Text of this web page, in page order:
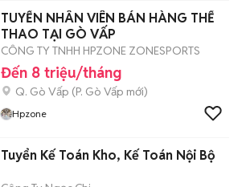
TUYỂN NHÂN VIÊN BÁN HÀNG THỂ
THAO TẠI GÒ VẤP
CÔNG TY TNHH HPZONE ZONESPORTS
Đến 8 triệu/tháng
Q. Gò Vấp (P. Gò Vấp mới)
Hpzone
Tuyển Kế Toán Kho, Kế Toán Nội Bộ